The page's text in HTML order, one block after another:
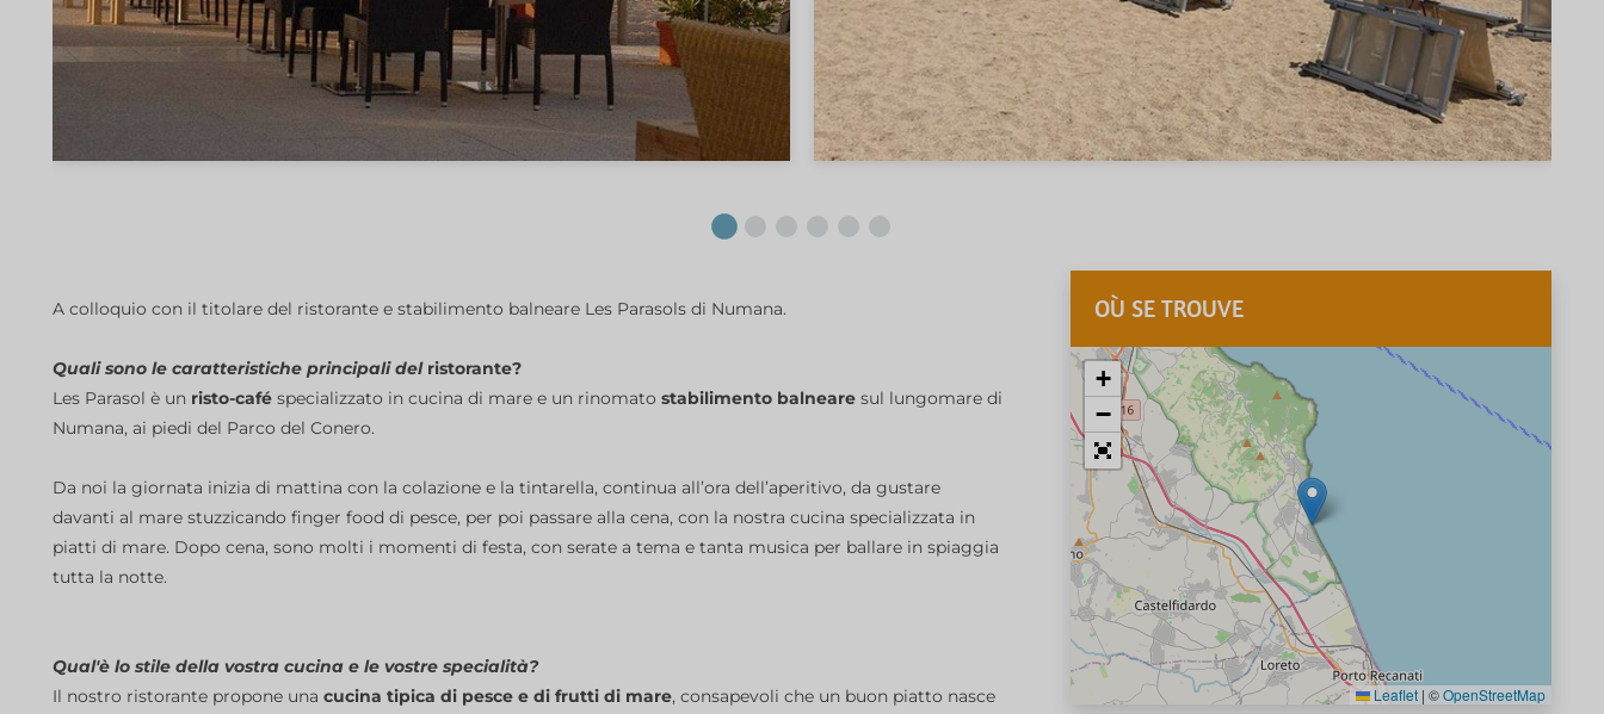
A colloquio con il titolare del ristorante e stabilimento balneare Les Parasols di Numana.
Qualisono le caratteristiche principali delristorante?
Les Parasol è un risto-café specializzato in cucina di mare e un rinomato stabilimento balneare sul lungomare di
Numana, ai piedi del Parco del Conero.
Da noi la giornata inizia di mattina con la colazione e la tintarella, continua all’ora dell’aperitivo, da gustare
davanti al mare stuzzicando finger food di pesce, per poi passare alla cena, con la nostra cucina specializzata in
piatti di mare. Dopo cena, sono molti i momenti di festa, con serate a tema e tanta musica per ballare in spiaggia
tutta la notte.
Qual'è lo stile della vostra cucina e le vostre specialità?
Il nostro ristorante propone una cucina tipica di pesce e di frutti di mare, consapevoli che un buon piatto nasce
OÙ SE TROUVE
+
−
Leaflet | ©OpenStreetMap